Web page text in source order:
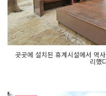
곳곳에 설치된 휴계시설에서 역
리했